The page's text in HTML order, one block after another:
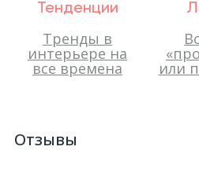
Тенденции
Тренды в
интерьере на
все времена или
Отзывы